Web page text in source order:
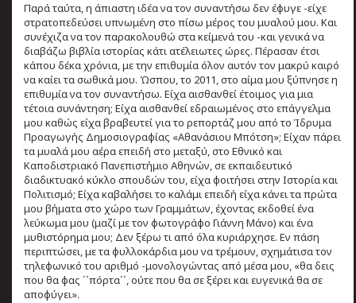
Παρά ταύτα, η άπιαστη ιδέα να τον συναντήσω δεν έφυγε -είχε
στρατοπεδεύσει υπνωμένη στο πίσω μέρος του μυαλού μου. Και
συνέχιζα να τον παρακολουθώ στα κείμενά του -και γενικά να
διαβάζω βιβλία ιστορίας κάτι ατέλειωτες ώρες. Πέρασαν έτσι
κάπου δέκα χρόνια, με την επιθυμία όλον αυτόν τον μακρύ καιρό
να καίει τα σωθικά μου. Ώσπου, το 2011, στο αίμα μου ξύπνησε η
επιθυμία να τον συναντήσω. Είχα αισθανθεί έτοιμος για μια
τέτοια συνάντηση; Είχα αισθανθεί εδραιωμένος στο επάγγελμα
μου καθώς είχα βραβευτεί για το ρεπορτάζ μου από το Ίδρυμα
Προαγωγής Δημοσιογραφίας «Αθανάσιου Μπότση»; Είχαν πάρει
τα μυαλά μου αέρα επειδή στο μεταξύ, στο Εθνικό και
Καποδιστριακό Πανεπιστήμιο Αθηνών, σε εκπαιδευτικό
διαδικτυακό κύκλο σπουδών του, είχα φοιτήσει στην Ιστορία και
Πολιτισμό; Είχα καβαλήσει το καλάμι επειδή είχα κάνει τα πρώτα
μου βήματα στο χώρο των Γραμμάτων, έχοντας εκδοθεί ένα
λεύκωμα μου (μαζί με τον φωτογράφο Γιάννη Μάνο) και ένα
μυθιστόρημα μου; Δεν ξέρω τι από όλα κυριάρχησε. Εν πάση
περιπτώσει, με τα φυλλοκάρδια μου να τρέμουν, σχημάτισα τον
τηλεφωνικό του αριθμό -μονολογώντας από μέσα μου, «θα δεις
που θα φας ΄΄πόρτα΄΄, ούτε που θα σε ξέρει και ευγενικά θα σε
αποφύγει».